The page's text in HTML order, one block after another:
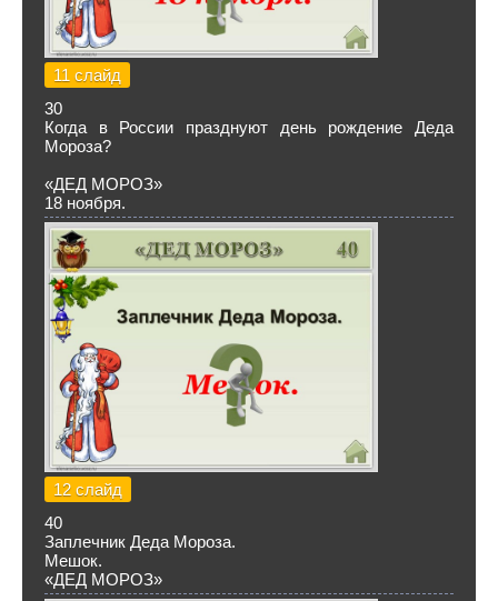
11 слайд
30
Когда в России празднуют день рождение Деда
Мороза?
«ДЕД МОРОЗ»
18 ноября.
12 слайд
40
Заплечник Деда Мороза.
Мешок.
«ДЕД МОРОЗ»